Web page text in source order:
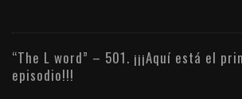
“The L word” – 501. ¡¡¡Aquí está el
episodio!!!